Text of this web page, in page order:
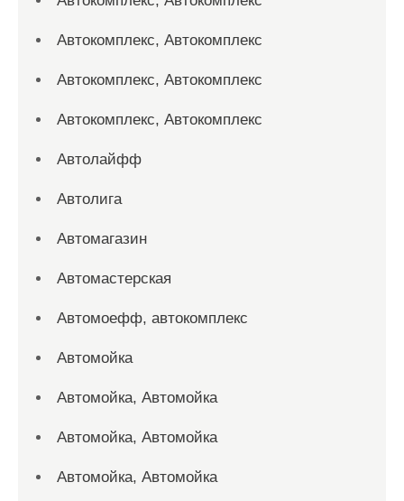
Автокомплекс, Автокомплекс
Автокомплекс, Автокомплекс
Автокомплекс, Автокомплекс
Автолайфф
Автолига
Автомагазин
Автомастерская
Автомоефф, автокомплекс
Автомойка
Автомойка, Автомойка
Автомойка, Автомойка
Автомойка, Автомойка